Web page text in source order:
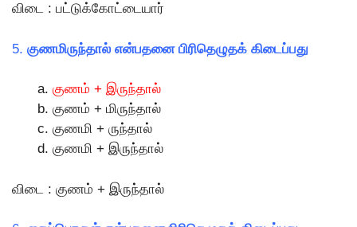
விடை : பட்டுக்கோட்டையார்
5. குணமிருந்தால் என்பதனை பிரிதெழுதக் கிடைப்பது
குணம் + இருந்தால்
குணம் + மிருந்தால்
குணமி + ருந்தால்
குணமி + இருந்தால்
விடை : குணம் + இருந்தால்